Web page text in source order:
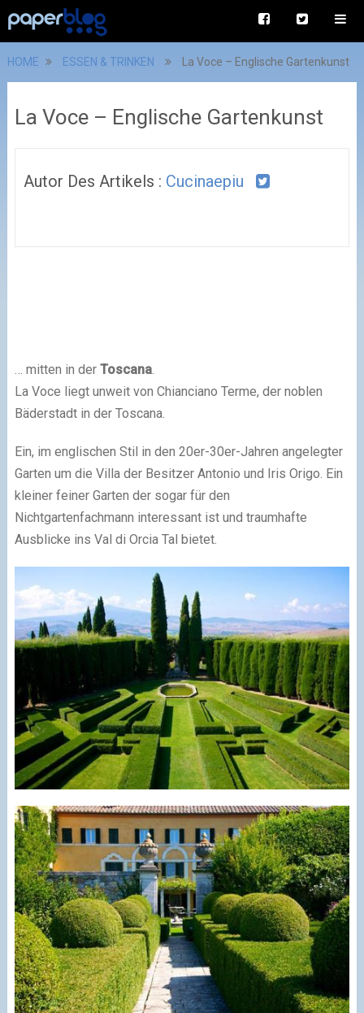
HOME ESSEN & TRINKEN La Voce – Englische Gartenkunst
La Voce – Englische Gartenkunst
Autor Des Artikels : Cucinaepiu
… mitten in der Toscana.
La Voce liegt unweit von Chianciano Terme, der noblen
Bäderstadt in der Toscana.
Ein, im englischen Stil in den 20er-30er-Jahren angelegter
Garten um die Villa der Besitzer Antonio und Iris Origo. Ein
kleiner feiner Garten der sogar für den
Nichtgartenfachmann interessant ist und traumhafte
Ausblicke ins Val di Orcia Tal bietet.